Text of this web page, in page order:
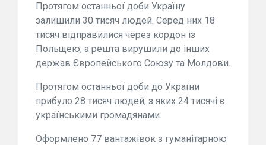
Протягом останньої доби Україну
залишили 30 тисяч людей. Серед них 18
тисяч відправилися через кордон із
Польщею, а решта вирушили до інших
держав Європейського Союзу та Молдови.
Протягом останньої доби до України
прибуло 28 тисяч людей, з яких 24 тисячі є
українськими громадянами.
Оформлено 77 вантажівок з гуманітарною